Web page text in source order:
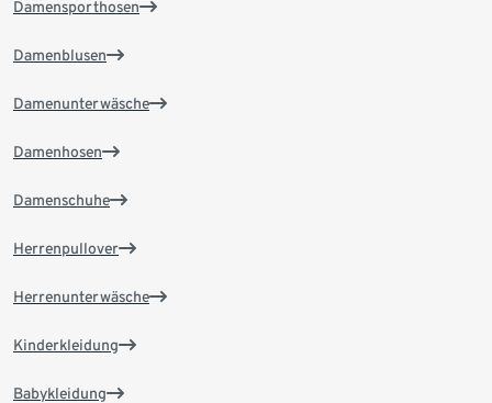
Damensporthosen
Damenblusen
Damenunterwäsche
Damenhosen
Damenschuhe
Herrenpullover
Herrenunterwäsche
Kinderkleidung
Babykleidung